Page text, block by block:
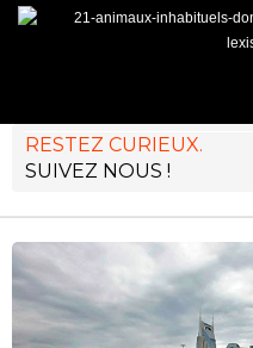
RESTEZ CURIEUX.
SUIVEZ NOUS !